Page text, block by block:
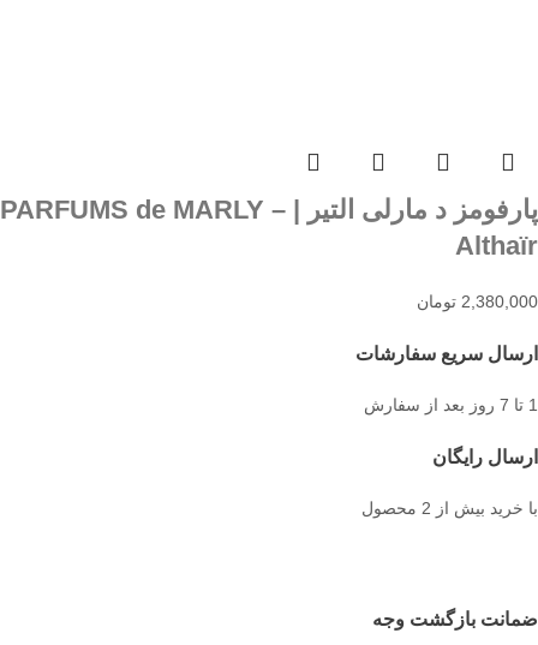
پارفومز د مارلی التیر | PARFUMS de MARLY –
Althaïr
2,380,000 تومان
ارسال سریع سفارشات
1 تا 7 روز بعد از سفارش
ارسال رایگان
با خرید بیش از 2 محصول
ضمانت بازگشت وجه